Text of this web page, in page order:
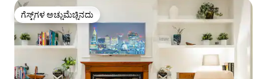
ಗೆಸ್ಟ್‌ಗಳ ಅಚ್ಚುಮೆಚ್ಚಿನದು
ಗೆಸ್ಟ್‌ಗಳ ಅಚ್ಚುಮೆಚ್ಚಿನದು